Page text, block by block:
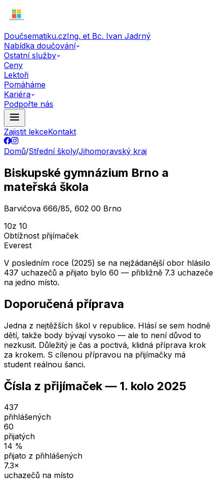
Doučsematiku.czIng. et Bc. Ivan Jadrný
Nabídka doučování
Ostatní služby
Ceny
Lektoři
Pomáháme
Kariéra
Podpořte nás
Zajistit lekceKontakt
Domů/Střední školy/Jihomoravský kraj
Biskupské gymnázium Brno a
mateřská škola
Barvičova 666/85, 602 00 Brno
10z 10
Obtížnost přijímaček
Everest
V posledním roce (2025) se na nejžádanější obor hlásilo
437 uchazečů a přijato bylo 60 — přibližně 7.3 uchazeče
na jedno místo.
Doporučená příprava
Jedna z nejtěžších škol v republice. Hlásí se sem hodně
dětí, takže body bývají vysoko — ale to není důvod to
nezkusit. Důležitý je čas a poctivá, klidná příprava krok
za krokem. S cílenou přípravou na přijímačky má
student reálnou šanci.
Čísla z přijímaček — 1. kolo 2025
437
přihlášených
60
přijatých
14 %
přijato z přihlášených
7.3×
uchazečů na místo